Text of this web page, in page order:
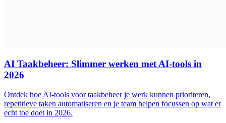
AI Taakbeheer: Slimmer werken met AI-tools in
2026
Ontdek hoe AI-tools voor taakbeheer je werk kunnen prioriteren,
repetitieve taken automatiseren en je team helpen focussen op wat er
echt toe doet in 2026.